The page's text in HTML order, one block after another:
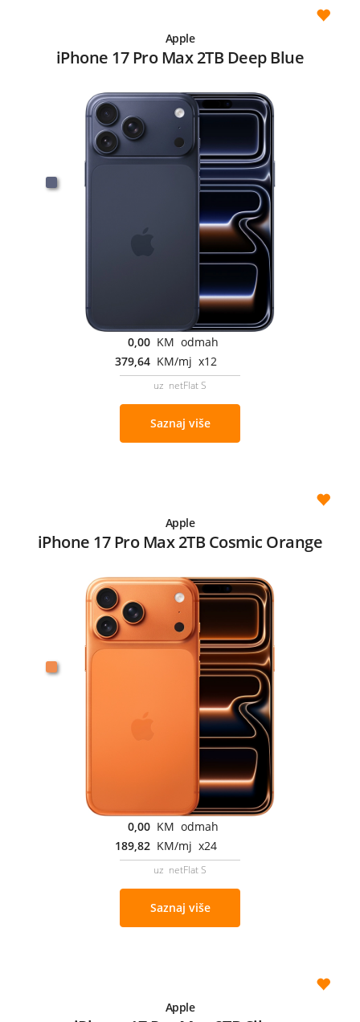
Apple
iPhone 17 Pro Max 2TB Deep Blue
0,00 KM odmah
379,64 KM/mj x12
uz netFlat S
Saznaj više
Apple
iPhone 17 Pro Max 2TB Cosmic Orange
0,00 KM odmah
189,82 KM/mj x24
uz netFlat S
Saznaj više
Apple